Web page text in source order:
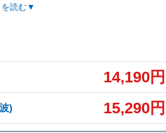
を読む▼
14,190円
) 15,290円